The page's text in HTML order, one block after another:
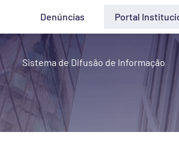
Denúncias Portal
Sistema de Difusão de Informação